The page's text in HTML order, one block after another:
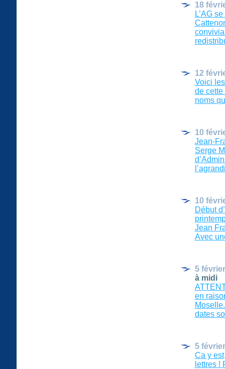
18
L’AG
12
Voici
de cette
noms
10
Jean-
Serge
10
Début
Jean
Avec
5
à midi
en
dates
5
Ca y
lettres !